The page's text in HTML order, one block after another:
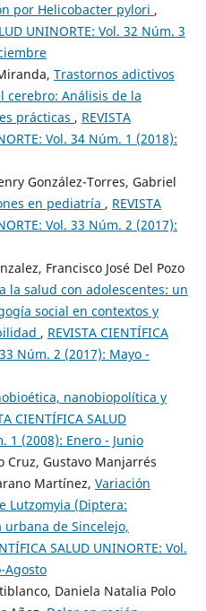
por Helicobacter pylori ,
UNINORTE: Vol. 32 Núm. 3
Trastornos adictivos
cerebro: Análisis de la
prácticas , REVISTA
Vol. 34 Núm. 1 (2018):
González-Torres, Gabriel
en pediatría , REVISTA
Vol. 33 Núm. 2 (2017):
Francisco José Del Pozo
la salud con adolescentes: un
social en contextos y
, REVISTA CIENTÍFICA
Núm. 2 (2017): Mayo -
nanobiopolítica y
CIENTÍFICA SALUD
1 (2008): Enero - Junio
Cruz, Gustavo Manjarrés
Martínez, Variación
Lutzomyia (Diptera:
urbana de Sincelejo,
SALUD UNINORTE: Vol.
Agosto
Daniela Natalia Polo